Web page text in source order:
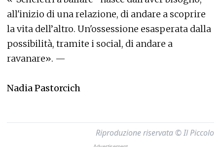
all'inizio di una relazione, di andare a scoprire
la vita dell’altro. Un'ossessione esasperata dalla
possibilità, tramite i social, di andare a
ravanare». —
Nadia Pastorcich
Riproduzione riservata © Il Piccolo